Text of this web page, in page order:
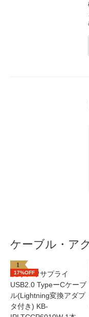
ケーブル・ア
1
17%OFF